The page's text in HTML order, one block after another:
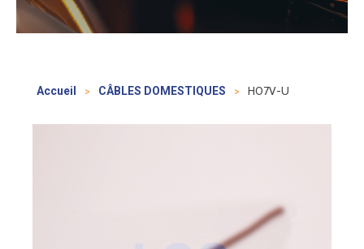
Accueil > CÂBLES DOMESTIQUES > H07V-U